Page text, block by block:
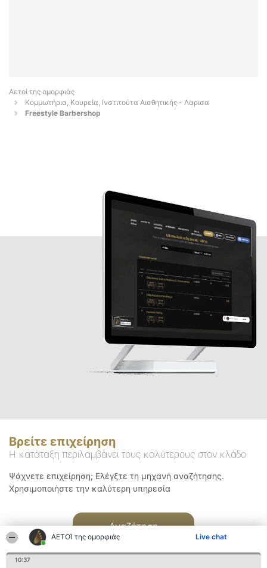
ΑΕΤΟΊ της ομορφιάς Live chat
10:37
Αετοί της ομορφιάς
Κομμωτήρια, Κουρεία, Ινστιτούτα Αισθητικής - Λαρισα
Freestyle Barbershop
Βρείτε επιχείρηση
Η κατάταξη περιλαμβάνει τους καλύτερους στον κλάδο
Ψάχνετε επιχείρηση; Ελέγξτε τη μηχανή αναζήτησης.
Χρησιμοποιήστε την καλύτερη υπηρεσία
Αναζήτηση